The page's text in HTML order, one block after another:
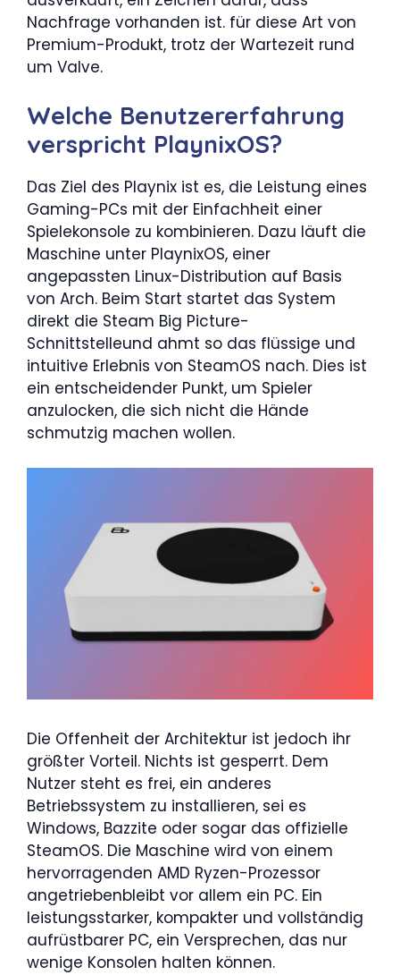
Nachfrage vorhanden ist. für diese Art von
Premium-Produkt, trotz der Wartezeit rund
um Valve.
Welche Benutzererfahrung
verspricht PlaynixOS?
Das Ziel des Playnix ist es, die Leistung eines
Gaming-PCs mit der Einfachheit einer
Spielekonsole zu kombinieren. Dazu läuft die
Maschine unter PlaynixOS, einer
angepassten Linux-Distribution auf Basis
von Arch. Beim Start startet das System
direkt die Steam Big Picture-
Schnittstelleund ahmt so das flüssige und
intuitive Erlebnis von SteamOS nach. Dies ist
ein entscheidender Punkt, um Spieler
anzulocken, die sich nicht die Hände
schmutzig machen wollen.
Die Offenheit der Architektur ist jedoch ihr
größter Vorteil. Nichts ist gesperrt. Dem
Nutzer steht es frei, ein anderes
Betriebssystem zu installieren, sei es
Windows, Bazzite oder sogar das offizielle
SteamOS. Die Maschine wird von einem
hervorragenden AMD Ryzen-Prozessor
angetriebenbleibt vor allem ein PC. Ein
leistungsstarker, kompakter und vollständig
aufrüstbarer PC, ein Versprechen, das nur
wenige Konsolen halten können.